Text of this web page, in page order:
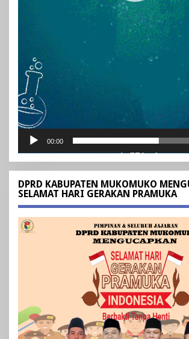
00:00
DPRD KABUPATEN MUKOMUKO
SELAMAT HARI GERAKAN PRAMUKA